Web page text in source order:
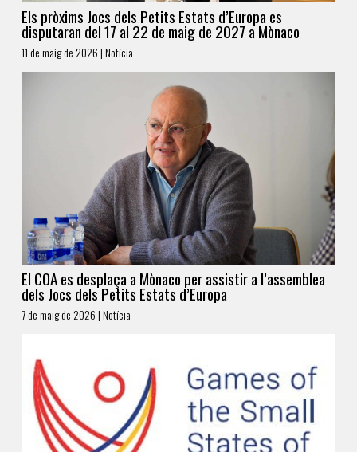
Els pròxims Jocs dels Petits Estats d’Europa es
disputaran del 17 al 22 de maig de 2027 a Mònaco
11 de maig de 2026 | Notícia
El COA es desplaça a Mònaco per assistir a l’assemblea
dels Jocs dels Petits Estats d’Europa
7 de maig de 2026 | Notícia